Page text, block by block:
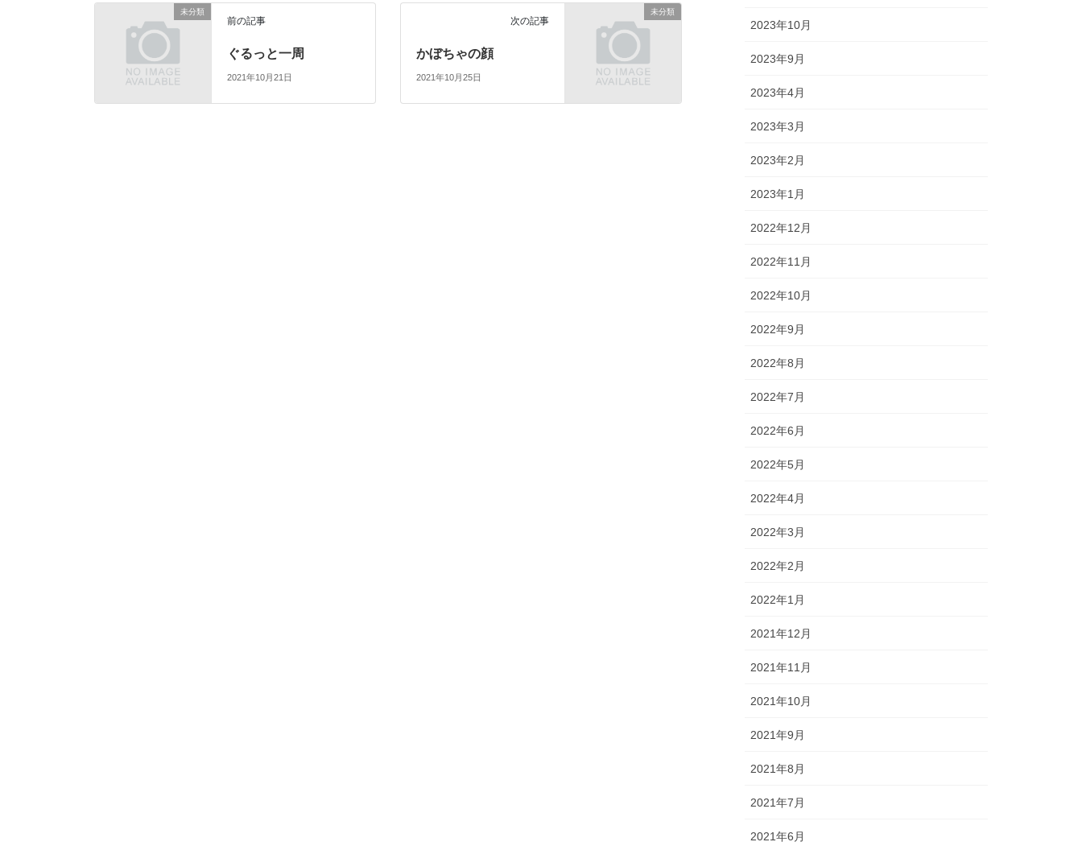
未分類
前の記事
ぐるっと一周
2021年10月21日
未分類
次の記事
かぼちゃの顔
2021年10月25日
2023年10月
2023年9月
2023年4月
2023年3月
2023年2月
2023年1月
2022年12月
2022年11月
2022年10月
2022年9月
2022年8月
2022年7月
2022年6月
2022年5月
2022年4月
2022年3月
2022年2月
2022年1月
2021年12月
2021年11月
2021年10月
2021年9月
2021年8月
2021年7月
2021年6月